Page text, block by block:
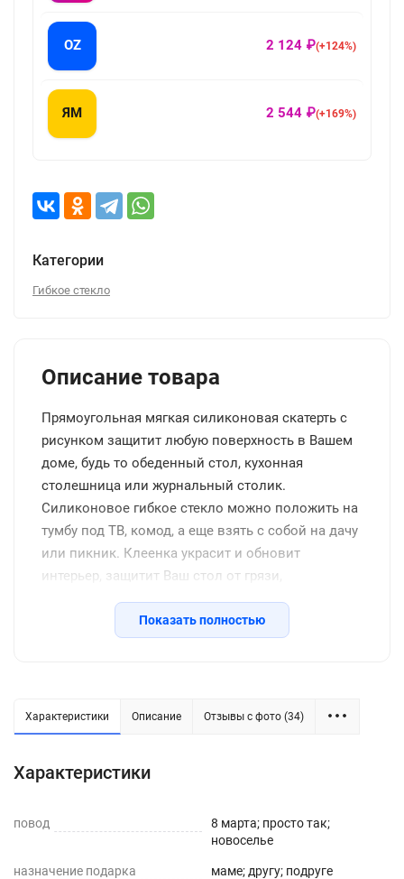
OZ 2 124 ₽(+124%)
ЯМ 2 544 ₽(+169%)
Категории
Гибкое стекло
Описание товара
Прямоугольная мягкая силиконовая скатерть с
рисунком защитит любую поверхность в Вашем
доме, будь то обеденный стол, кухонная
столешница или журнальный столик.
Силиконовое гибкое стекло можно положить на
тумбу под ТВ, комод, а еще взять с собой на дачу
или пикник. Клеенка украсит и обновит
интерьер, защитит Ваш стол от грязи,
потертостей, царапин, станет отличным
подарком на день рождения, новоселье и другие
семейные праздники, включая новый год.
(выдерживает до 80 градусов без деформации),
водоотталкивающее, долговечное, не желтеет со
размеров или закруглить углы. Внимание: мы
усадку. Весь ассортимент Вы можете увидеть в
Показать полностью
Характеристики Описание Отзывы с фото (34)
Характеристики
повод
8 марта; просто так;
новоселье
назначение подарка маме; другу; подруге